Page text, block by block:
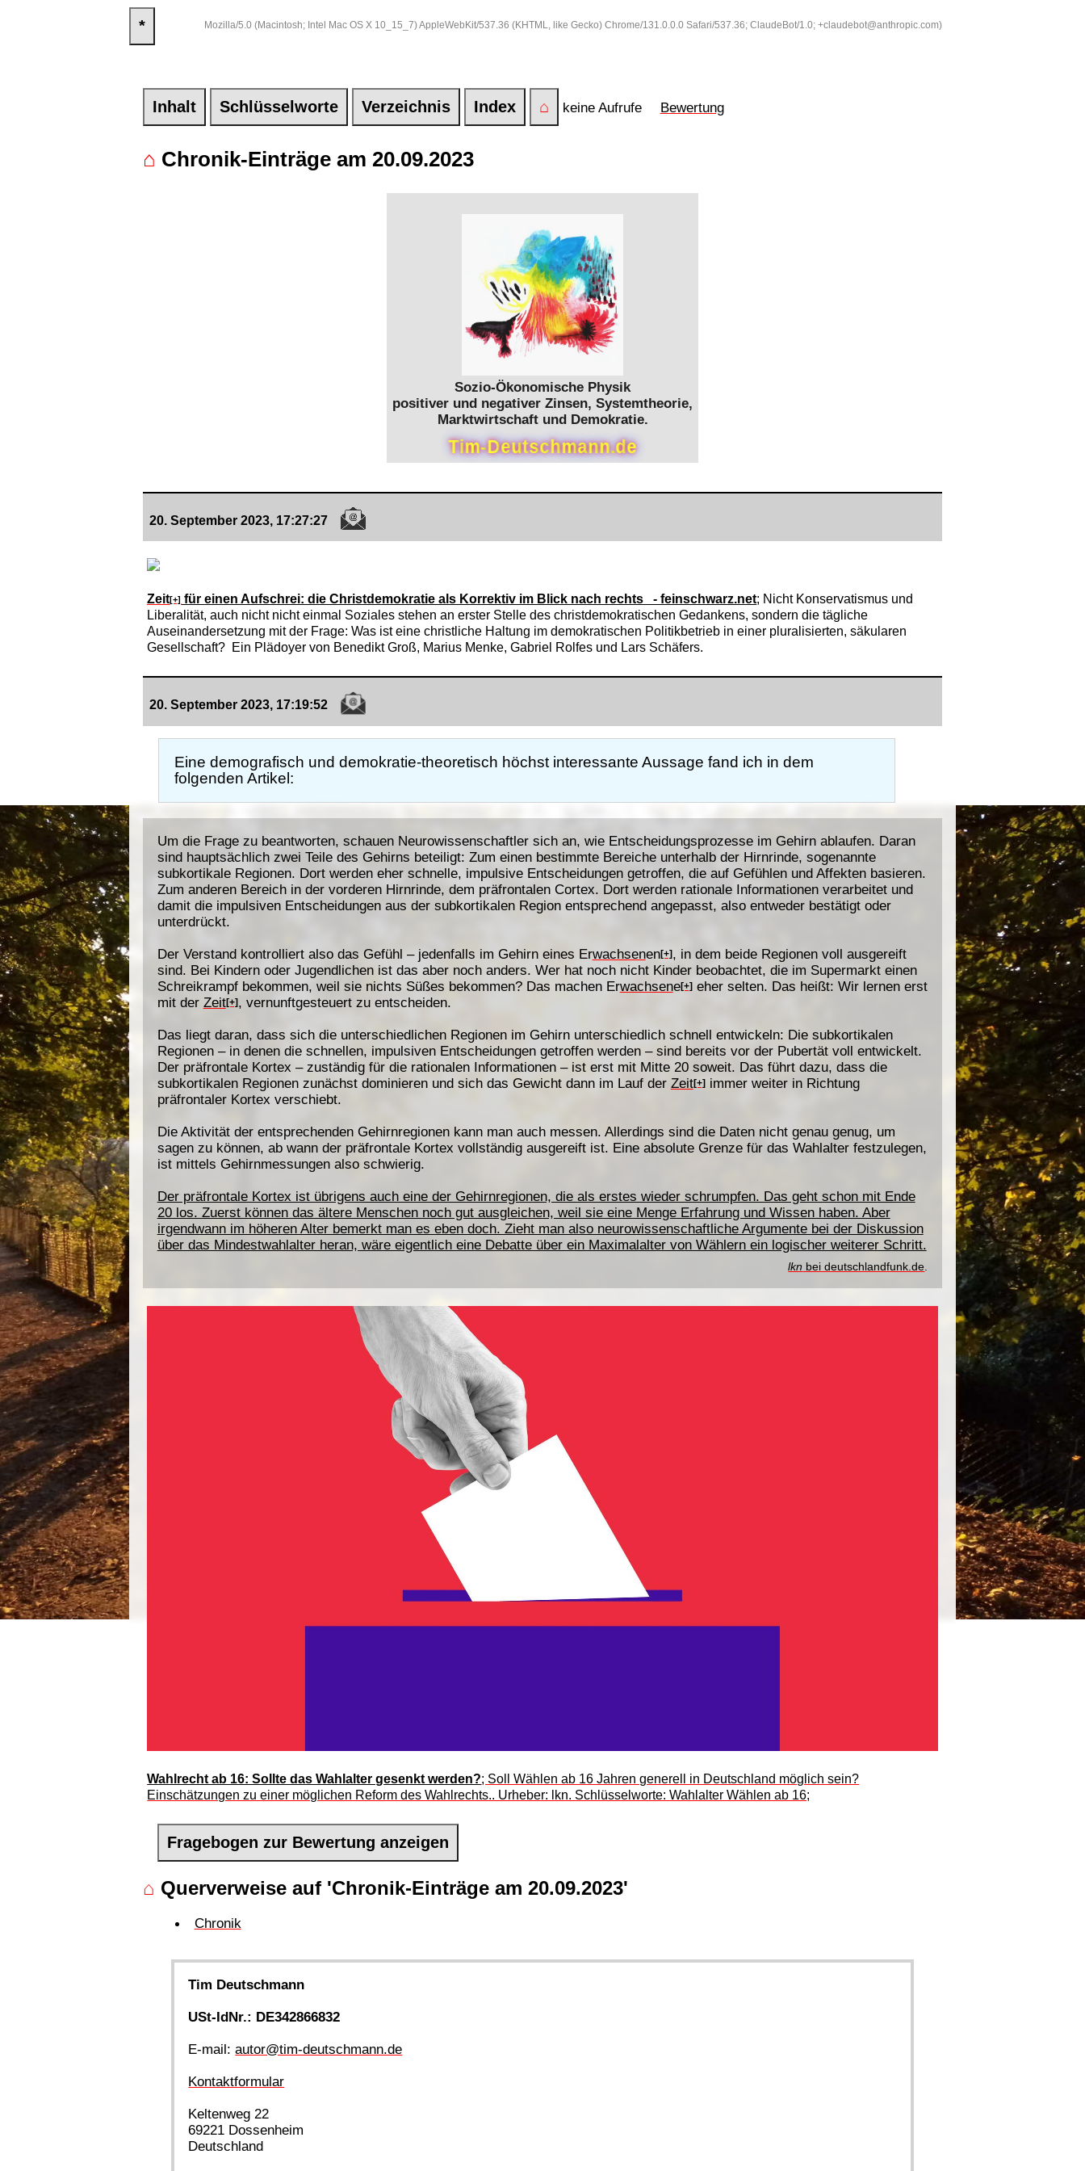
* Mozilla/5.0 (Macintosh; Intel Mac OS X 10_15_7) AppleWebKit/537.36 (KHTML, like Gecko) Chrome/131.0.0.0 Safari/537.36; ClaudeBot/1.0; +claudebot@anthropic.com)
Inhalt Schlüsselworte Verzeichnis Index ⌂ keine Aufrufe Bewertung
⌂ Chronik-Einträge am 20.09.2023
Sozio-Ökonomische Physik
positiver und negativer Zinsen, Systemtheorie,
Marktwirtschaft und Demokratie.
Tim-Deutschmann.de
20. September 2023, 17:27:27
Zeit[+] für einen Aufschrei: die Christdemokratie als Korrektiv im Blick nach rechts - feinschwarz.net; Nicht Konservatismus und
Liberalität, auch nicht nicht einmal Soziales stehen an erster Stelle des christdemokratischen Gedankens, sondern die tägliche
Auseinandersetzung mit der Frage: Was ist eine christliche Haltung im demokratischen Politikbetrieb in einer pluralisierten, säkularen
Gesellschaft? Ein Plädoyer von Benedikt Groß, Marius Menke, Gabriel Rolfes und Lars Schäfers.
20. September 2023, 17:19:52
Eine demografisch und demokratie-theoretisch höchst interessante Aussage fand ich in dem
folgenden Artikel:
Um die Frage zu beantworten, schauen Neurowissenschaftler sich an, wie Entscheidungsprozesse im Gehirn ablaufen. Daran
sind hauptsächlich zwei Teile des Gehirns beteiligt: Zum einen bestimmte Bereiche unterhalb der Hirnrinde, sogenannte
subkortikale Regionen. Dort werden eher schnelle, impulsive Entscheidungen getroffen, die auf Gefühlen und Affekten basieren.
Zum anderen Bereich in der vorderen Hirnrinde, dem präfrontalen Cortex. Dort werden rationale Informationen verarbeitet und
damit die impulsiven Entscheidungen aus der subkortikalen Region entsprechend angepasst, also entweder bestätigt oder
unterdrückt.
Der Verstand kontrolliert also das Gefühl – jedenfalls im Gehirn eines Erwachsenen[+], in dem beide Regionen voll ausgereift
sind. Bei Kindern oder Jugendlichen ist das aber noch anders. Wer hat noch nicht Kinder beobachtet, die im Supermarkt einen
Schreikrampf bekommen, weil sie nichts Süßes bekommen? Das machen Erwachsene[+]eher selten. Das heißt: Wir lernen erst
mit der Zeit[+], vernunftgesteuert zu entscheiden.
Das liegt daran, dass sich die unterschiedlichen Regionen im Gehirn unterschiedlich schnell entwickeln: Die subkortikalen
Regionen – in denen die schnellen, impulsiven Entscheidungen getroffen werden – sind bereits vor der Pubertät voll entwickelt.
Der präfrontale Kortex – zuständig für die rationalen Informationen – ist erst mit Mitte 20 soweit. Das führt dazu, dass die
subkortikalen Regionen zunächst dominieren und sich das Gewicht dann im Lauf der Zeit[+]immer weiter in Richtung
präfrontaler Kortex verschiebt.
Die Aktivität der entsprechenden Gehirnregionen kann man auch messen. Allerdings sind die Daten nicht genau genug, um
sagen zu können, ab wann der präfrontale Kortex vollständig ausgereift ist. Eine absolute Grenze für das Wahlalter festzulegen,
ist mittels Gehirnmessungen also schwierig.
Der präfrontale Kortex ist übrigens auch eine der Gehirnregionen, die als erstes wieder schrumpfen. Das geht schon mit Ende
20 los. Zuerst können das ältere Menschen noch gut ausgleichen, weil sie eine Menge Erfahrung und Wissen haben. Aber
irgendwann im höheren Alter bemerkt man es eben doch. Zieht man also neurowissenschaftliche Argumente bei der Diskussion
über das Mindestwahlalter heran, wäre eigentlich eine Debatte über ein Maximalalter von Wählern ein logischer weiterer Schritt.
lkn bei deutschlandfunk.de
Wahlrecht ab 16: Sollte das Wahlalter gesenkt werden?; Soll Wählen ab 16 Jahren generell in Deutschland möglich sein?
Einschätzungen zu einer möglichen Reform des Wahlrechts.. Urheber: lkn. Schlüsselworte: Wahlalter Wählen ab 16;
Fragebogen zur Bewertung anzeigen
⌂ Querverweise auf 'Chronik-Einträge am 20.09.2023'
Chronik
Tim Deutschmann
USt-IdNr.: DE342866832
E-mail:autor@tim-deutschmann.de
Kontaktformular
Keltenweg 22
69221 Dossenheim
Deutschland